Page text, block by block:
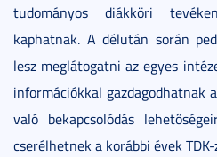
tudományos diákköri
kaphatnak. A délután során
lesz meglátogatni az egyes
információkkal gazdagodhatnak
való bekapcsolódás
cserélhetnek a korábbi évek